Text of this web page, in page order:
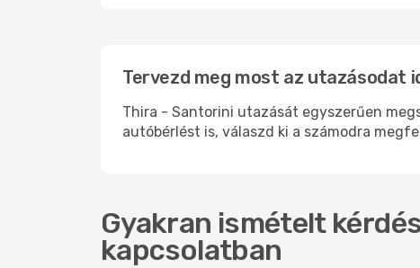
Tervezd meg most az utazásodat
Thira - Santorini utazását egyszerűen
autóbérlést is, válaszd ki a számodra
Gyakran ismételt
kapcsolatban